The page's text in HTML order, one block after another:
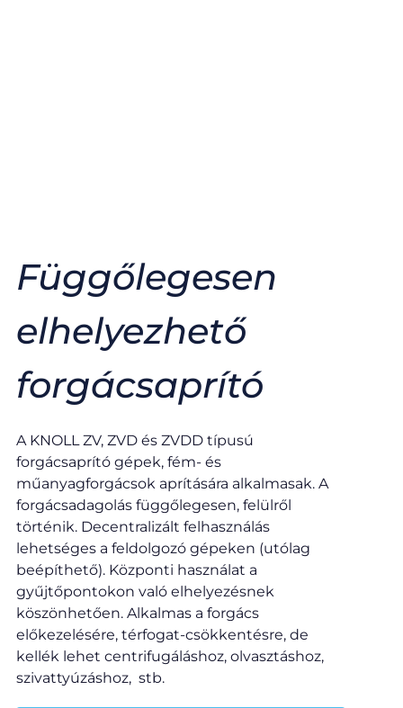
Függőlegesen
elhelyezhető
forgácsaprító​
A KNOLL ZV, ZVD és ZVDD típusú
forgácsaprító gépek, fém- és
műanyagforgácsok aprítására alkalmasak. A
forgácsadagolás függőlegesen, felülről
történik. Decentralizált felhasználás
lehetséges a feldolgozó gépeken (utólag
beépíthető). Központi használat a
gyűjtőpontokon való elhelyezésnek
köszönhetően. Alkalmas a forgács
előkezelésére, térfogat-csökkentésre, de
kellék lehet centrifugáláshoz, olvasztáshoz,
szivattyúzáshoz, stb.